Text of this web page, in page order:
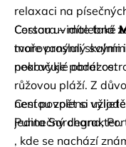
relaxaci na
Corsara – malebná
tvarovanými
neobvyklé obrazce.
Cestou uvidíte také
moře proslulý svými
pokračuje podél
růžovou pláží. Z
není povoleno
jedinečný charakter.
Cestou zpět si
Punta Sardegna,
, kde se nachází